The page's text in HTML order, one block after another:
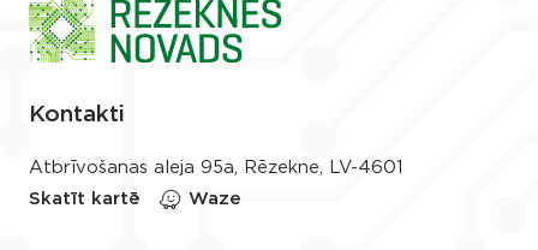
Kontakti
Atbrīvošanas aleja 95a, Rēzekne, LV-4601
Skatīt kartē
Waze